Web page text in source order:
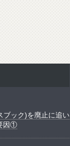
ブック)を廃止に追い
因①